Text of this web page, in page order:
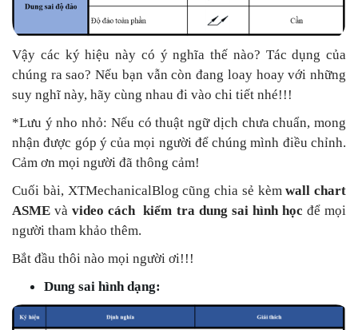
Vậy các ký hiệu này có ý nghĩa thế nào? Tác dụng của
chúng ra sao? Nếu bạn vẫn còn đang loay hoay với những
suy nghĩ này, hãy cùng nhau đi vào chi tiết nhé!!!
*Lưu ý nho nhỏ: Nếu có thuật ngữ dịch chưa chuẩn, mong
nhận được góp ý của mọi người để chúng mình điều chỉnh.
Cảm ơn mọi người đã thông cảm!
Cuối bài, XTMechanicalBlog cũng chia sẻ kèmwall chart
ASME vàvideo cách kiểm tra dung sai hình học để mọi
người tham khảo thêm.
Bắt đầu thôi nào mọi người ơi!!!
Dung sai hình dạng: